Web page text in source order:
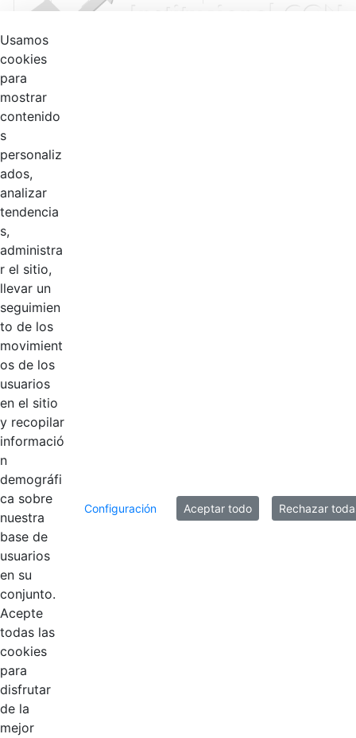
Productos
AÑADIR COMENTARIOS
Usamos
cookies
para
mostrar
contenido
s
personaliz
ados,
analizar
tendencia
s,
administra
r el sitio,
llevar un
seguimien
to de los
movimient
os de los
usuarios
en el sitio
y recopilar
informació
n
demográfi
ca sobre
nuestra
base de
usuarios
en su
conjunto.
Acepte
todas las
cookies
para
disfrutar
de la
mejor
Configuración Aceptar todo Rechazar